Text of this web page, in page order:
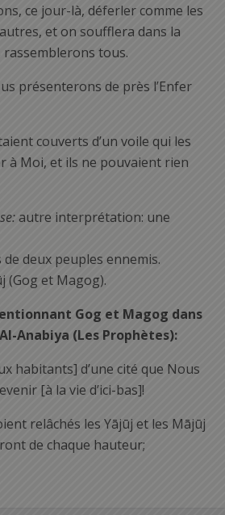
ce jour-là, déferler comme les
et on soufflera dans la
tous.
présenterons de près l’Enfer
couverts d’un voile qui les
à Moi, et ils ne pouvaient rien
autre interprétation: une
deux peuples ennemis.
(Gog et Magog).
Gog et Magog dans
Anabiya (Les Prophètes):
habitants] d’une cité que Nous
[à la vie d’ici-bas]!
relâchés les Yājūj et les Mājūj
de chaque hauteur;